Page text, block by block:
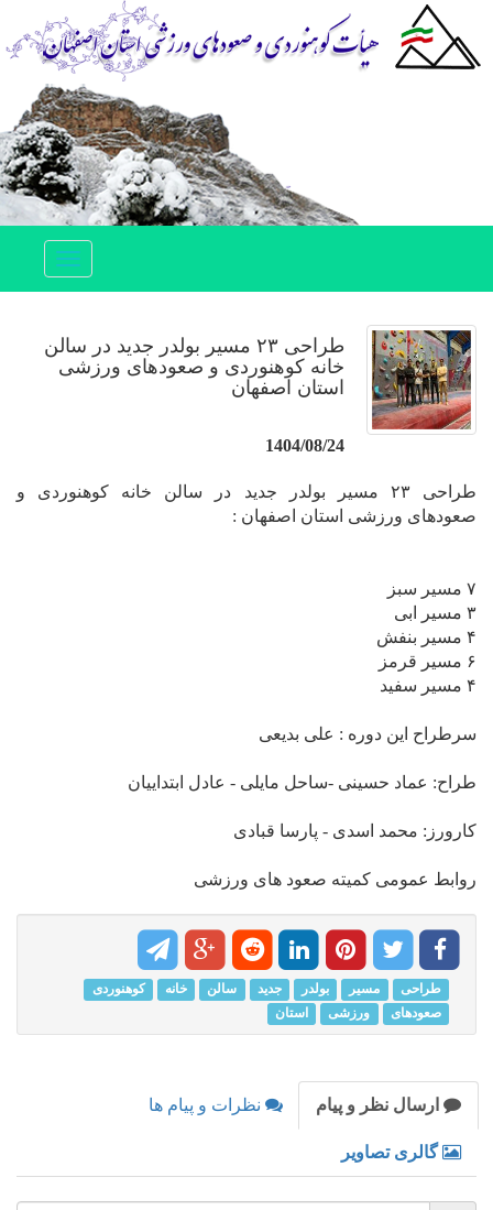
Toggle
طراحی ۲۳ مسیر بولدر جدید در سالن
خانه کوهنوردی و صعودهای ورزشی
استان اصفهان
1404/08/24
طراحی ۲۳ مسیر بولدر جدید در سالن خانه کوهنوردی و
صعودهای ورزشی استان اصفهان :
۷ مسیر سبز
۳ مسیر ابی
۴ مسیر بنفش
۶ مسیر قرمز
۴ مسیر سفید
سرطراح این دوره : علی بدیعی
طراح: عماد حسینی -ساحل مایلی - عادل ابتداییان
کارورز: محمد اسدی - پارسا قبادی
روابط عمومی کمیته صعود های ورزشی
طراحی مسیر بولدر جدید سالن خانه
کوهنوردی
صعودهای
ورزشی استان
ارسال نظر و پیام نظرات و پیام ها
گالری تصاویر